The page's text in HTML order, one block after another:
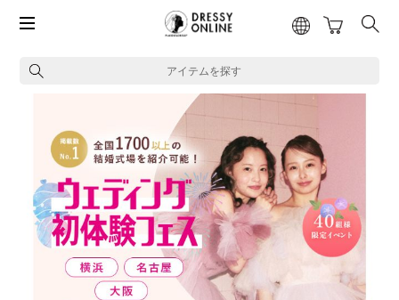
アイテムを探す